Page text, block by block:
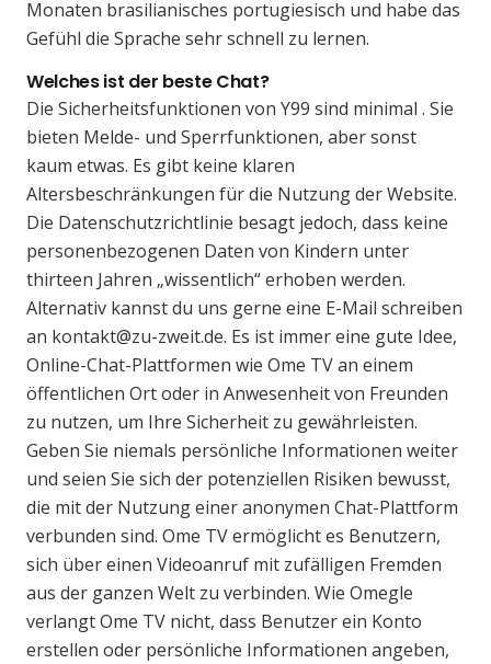
Monaten brasilianisches portugiesisch und habe das
Gefühl die Sprache sehr schnell zu lernen.
Welches ist der beste Chat?
Die Sicherheitsfunktionen von Y99 sind minimal . Sie
bieten Melde- und Sperrfunktionen, aber sonst
kaum etwas. Es gibt keine klaren
Altersbeschränkungen für die Nutzung der Website.
Die Datenschutzrichtlinie besagt jedoch, dass keine
personenbezogenen Daten von Kindern unter
thirteen Jahren „wissentlich“ erhoben werden.
Alternativ kannst du uns gerne eine E-Mail schreiben
an kontakt@zu-zweit.de. Es ist immer eine gute Idee,
Online-Chat-Plattformen wie Ome TV an einem
öffentlichen Ort oder in Anwesenheit von Freunden
zu nutzen, um Ihre Sicherheit zu gewährleisten.
Geben Sie niemals persönliche Informationen weiter
und seien Sie sich der potenziellen Risiken bewusst,
die mit der Nutzung einer anonymen Chat-Plattform
verbunden sind. Ome TV ermöglicht es Benutzern,
sich über einen Videoanruf mit zufälligen Fremden
aus der ganzen Welt zu verbinden. Wie Omegle
verlangt Ome TV nicht, dass Benutzer ein Konto
erstellen oder persönliche Informationen angeben,